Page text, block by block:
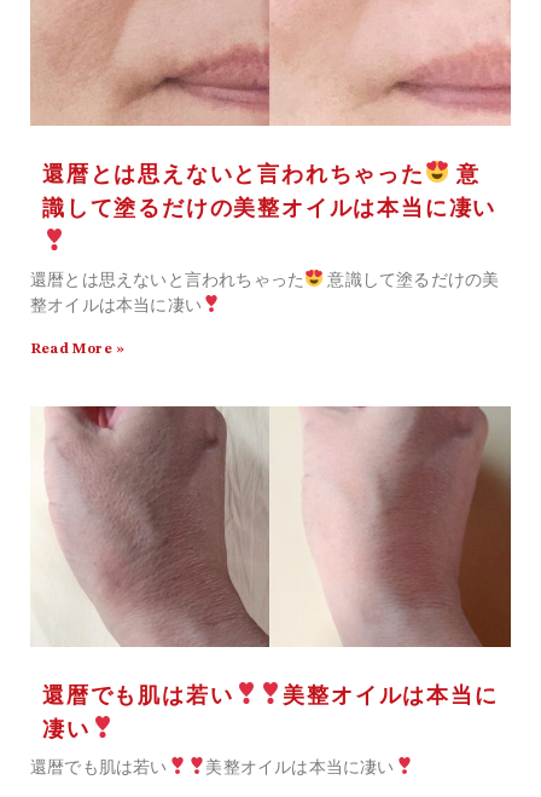
還暦とは思えないと言われちゃった
意
識して塗るだけの美整オイルは本当に凄い
還暦とは思えないと言われちゃった
意識して塗るだけの美
整オイルは本当に凄い
Read More »
還暦でも肌は若い
美整オイルは本当に
凄い
還暦でも肌は若い 美整オイルは本当に凄い